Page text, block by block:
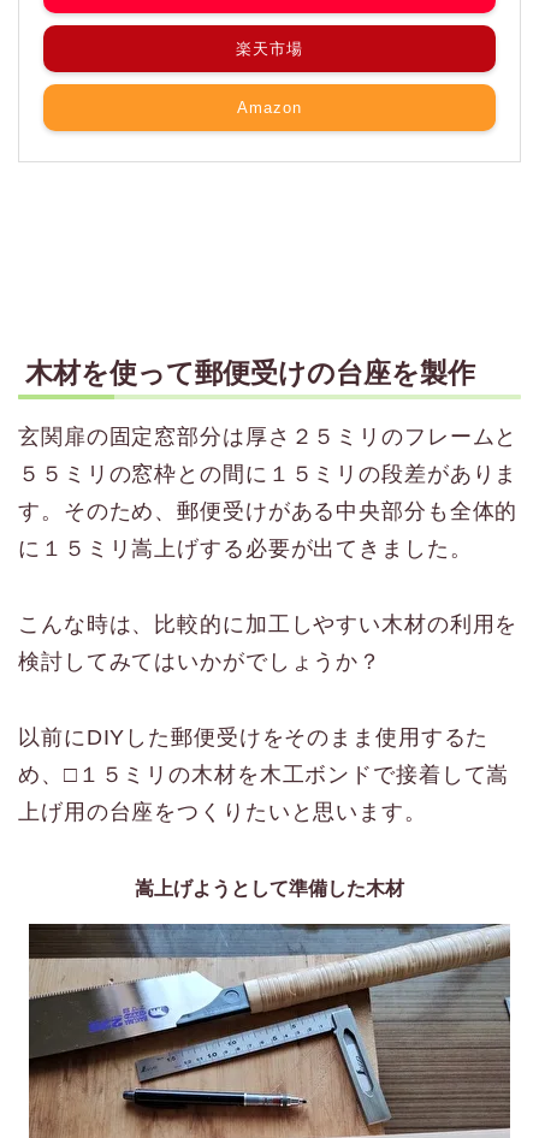
楽天市場
Amazon
木材を使って郵便受けの台座を製作
玄関扉の固定窓部分は厚さ２５ミリのフレームと
５５ミリの窓枠との間に１５ミリの段差がありま
す。そのため、郵便受けがある中央部分も全体的
に１５ミリ嵩上げする必要が出てきました。
こんな時は、比較的に加工しやすい木材の利用を
検討してみてはいかがでしょうか？
以前にDIYした郵便受けをそのまま使用するた
め、□１５ミリの木材を木工ボンドで接着して嵩
上げ用の台座をつくりたいと思います。
嵩上げようとして準備した木材